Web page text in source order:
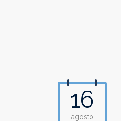
16
agosto